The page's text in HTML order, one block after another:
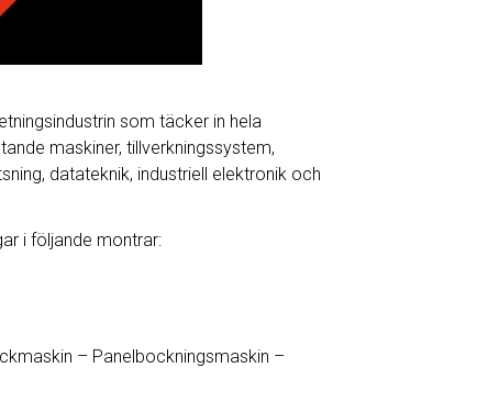
som täcker in hela
maskiner, tillverkningssystem,
datateknik, industriell elektronik och
i följande montrar:
– Panelbockningsmaskin –